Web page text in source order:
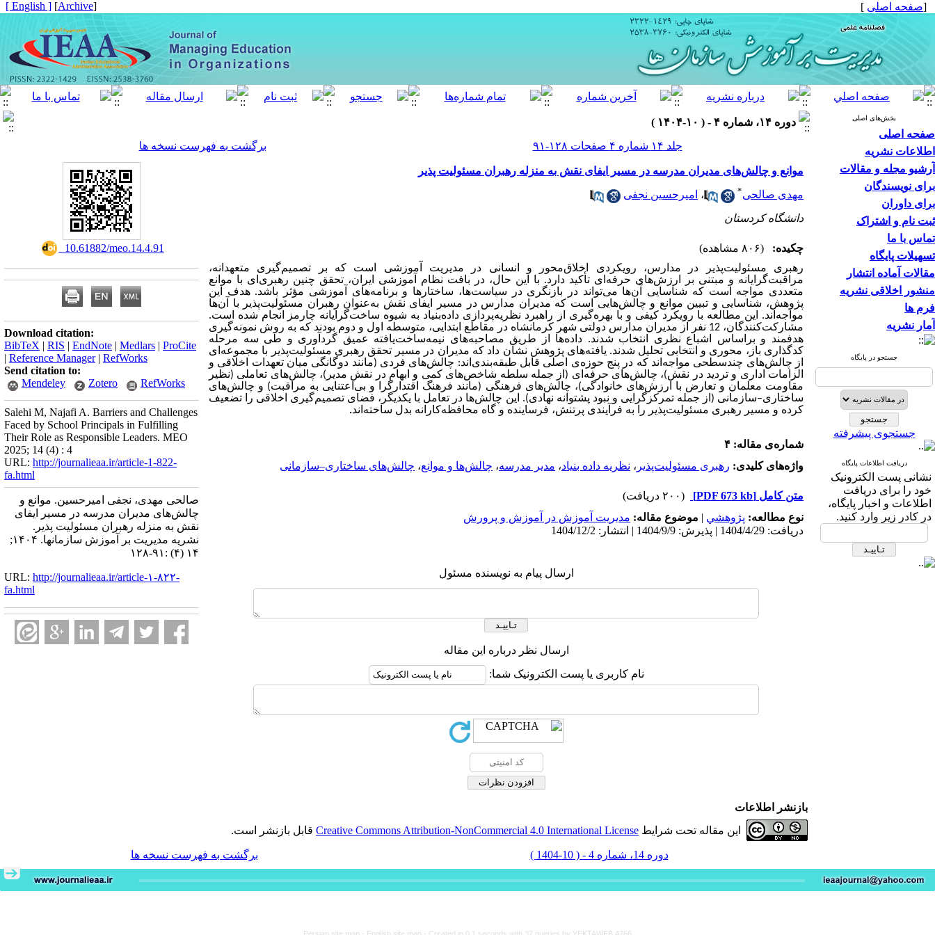
[صفحه اصلی ]
[
Archive
]
[ English ]
بخش‌های اصلی
صفحه اصلی
اطلاعات نشریه
آرشیو مجله و مقالات
برای نویسندگان
برای داوران
ثبت نام و اشتراک
تماس با ما
تسهیلات پایگاه
مقالات آماده انتشار
منشور اخلاقی نشریه
فرم ها
آمار نشریه
جستجو در پایگاه
جستجوی پیشرفته
دریافت اطلاعات پایگاه
نشانی پست الکترونیک
خود را برای دریافت
اطلاعات و اخبار پایگاه،
در کادر زیر وارد کنید.
دوره ۱۴، شماره ۴ - ( ۱۰-۱۴۰۴ )
جلد ۱۴ شماره ۴ صفحات ۱۲۸-۹۱
برگشت به فهرست نسخه ها
موانع و چالش‌های مدیران مدرسه در مسیر ایفای نقش به منزله رهبران مسئولیت پذیر
مهدی صالحی* ، امیرحسین نجفی
دانشگاه کردستان
چکیده: (۸۰۶ مشاهده)
رهبری مسئولیت‌پذیر در مدارس، رویکردی اخلاق‌محور و انسانی در مدیریت آموزشی است که بر تصمیم‌گیری متعهدانه،
مراقبت‌گرایانه و مبتنی بر ارزش‌های حرفه‌ای تأکید دارد. با این حال، در بافت نظام آموزشی ایران، تحقق چنین رهبری‌ای با موانع
متعددی مواجه است که شناسایی آن‌ها می‌تواند در بازنگری در سیاست‌ها، ساختارها و برنامه‌های آموزشی مؤثر باشد. هدف این
پژوهش، شناسایی و تبیین موانع و چالش‌هایی است که مدیران مدارس در مسیر ایفای نقش به‌عنوان رهبران مسئولیت‌پذیر با آن‌ها
مواجه‌اند. این مطالعه با رویکرد کیفی و با بهره‌گیری از راهبرد نظریه‌پردازی داده‌بنیاد به شیوه ساخت‌گرایانه چارمز
انجام شده است.
مشارکت‌کنندگان، 12 نفر از مدیران مدارس دولتی شهر کرمانشاه در مقاطع ابتدایی، متوسطه اول و دوم بودند که به روش نمونه‌گیری
هدفمند و براساس اشباع نظری انتخاب شدند. داده‌ها از طریق مصاحبه‌های نیمه‌ساخت‌یافته عمیق گردآوری و طی سه مرحله
کدگذاری باز، محوری و انتخابی تحلیل شدند. یافته‌های پژوهش نشان داد که مدیران در مسیر تحقق رهبری مسئولیت‌پذیر با مجموعه‌ای
از چالش‌های چندسطحی مواجه‌اند که در پنج حوزه‌ی اصلی قابل طبقه‌بندی‌اند: چالش‌های فردی (مانند دوگانگی میان تعهدات اخلاقی و
الزامات اداری و تردید در نقش)، چالش‌های حرفه‌ای (از جمله سلطه شاخص‌های کمی و ابهام در نقش مدیر)، چالش‌های تعاملی (نظیر
مقاومت معلمان و تعارض با ارزش‌های خانوادگی)، چالش‌های فرهنگی (مانند فرهنگ اقتدارگرا و بی‌اعتنایی به مراقبت) و چالش‌های
ساختاری–سازمانی (از جمله تمرکزگرایی و نبود پشتوانه نهادی). این چالش‌ها در تعامل با یکدیگر، فضای تصمیم‌گیری اخلاقی را تضعیف
کرده و مسیر رهبری مسئولیت‌پذیر را به فرآیندی پرتنش، فرساینده و گاه محافظه‌کارانه بدل ساخته‌اند.
شماره‌ی مقاله: ۴
واژه‌های کلیدی: رهبری مسئولیت‌پذیر ، نظریه داده بنیاد، مدیر مدرسه، چالش‌ها و موانع، چالش‌های ساختاری–سازمانی
متن کامل [PDF 673 kb]
(۲۰۰ دریافت)
نوع مطالعه: پژوهشي | موضوع مقاله: مدیریت آموزش در آموزش و پرورش
دریافت: 1404/4/29 | پذیرش: 1404/9/9 | انتشار: 1404/12/2
ارسال پیام به نویسنده مسئول
ارسال نظر درباره این مقاله
نام کاربری یا پست الکترونیک شما:
‎ 10.61882/meo.14.4.91
Download citation:
BibTeX | RIS | EndNote | Medlars | ProCite
| Reference Manager| RefWorks
Send citation to:
Mendeley
Zotero RefWorks
Salehi M, Najafi A. Barriers and Challenges
Faced by School Principals in Fulfilling
Their Role as Responsible Leaders. MEO
2025; 14 (4) : 4
URL: http://journalieaa.ir/article-1-822-
fa.html
صالحی مهدی، نجفی امیرحسین. موانع و
چالش‌های مدیران مدرسه در مسیر ایفای
نقش به منزله رهبران مسئولیت پذیر.
نشریه مديريت بر آموزش سازمانها. ۱۴۰۴;
۱۴ (۴) :۹۱-۱۲۸
URL: http://journalieaa.ir/article-۱-۸۲۲-
fa.html
بازنشر اطلاعات
این مقاله تحت شرایط Creative Commons Attribution-NonCommercial 4.0 International License قابل بازنشر است.
دوره 14، شماره 4 - ( 10-1404 ) برگشت به فهرست نسخه ها